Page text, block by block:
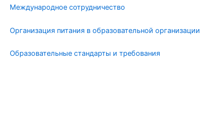
Международное сотрудничество
Организация питания в образовательной организации
Образовательные стандарты и требования